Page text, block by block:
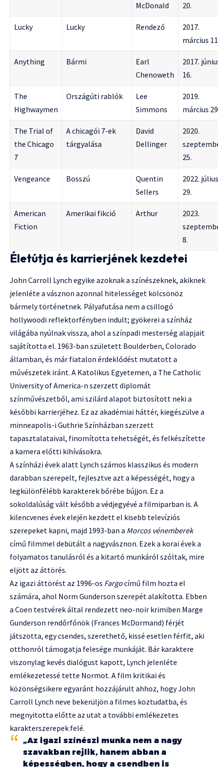
McDonald
20.
Lucky Lucky Rendező
2017.
március
Anything Bármi
Earl
Chenoweth
2017.
16.
The
Highwaymen
Országúti rablók
Lee
Simmons
2019.
március
The Trial of
the Chicago
7
A chicagói 7-ek
tárgyalása
David
Dellinger
2020.
25.
Vengeance Bosszú
Quentin
Sellers
2022. július
29.
American
Fiction
Amerikai fikció Arthur
2023.
8.
Életútja és karrierjének kezdetei
John Carroll Lynch egyike azoknak a színészeknek, akiknek
jelenléte a vásznon azonnal hitelességet kölcsönöz
bármely történetnek. Pályafutása nem a csillogó
hollywoodi reflektorfényben indult; gyökerei a színház
világába nyúlnak vissza, ahol a színpadi mesterség alapjait
sajátította el. 1963-ban született Boulderben, Colorado
államban, és már fiatalon érdeklődést mutatott a
művészetek iránt. A Katolikus Egyetemen, a The Catholic
University of America-n szerzett diplomát
színművészetből, ami szilárd alapot biztosított neki a
későbbi karrierjéhez. Ez az akadémiai háttér, kiegészülve a
minneapolis-i Guthrie Színházban szerzett
tapasztalataival, finomította tehetségét, és felkészítette
a kamera előtti kihívásokra.
A színházi évek alatt Lynch számos klasszikus és modern
darabban szerepelt, fejlesztve azt a képességét, hogy a
legkülönfélébb karakterek bőrébe bújjon. Ez a
sokoldalúság vált később a védjegyévé a filmiparban is. A
kilencvenes évek elején kezdett el kisebb televíziós
szerepeket kapni, majd 1993-ban a Morcos vénemberek
című filmmel debütált a nagyvásznon. Ezek a korai évek a
folyamatos tanulásról és a kitartó munkáról szóltak, mire
eljött az áttörés.
Az igazi áttörést az 1996-os Fargocímű film hozta el
számára, ahol Norm Gunderson szerepét alakította. Ebben
a Coen testvérek által rendezett neo-noir krimiben Marge
Gunderson rendőrfőnök (Frances McDormand) férjét
játszotta, egy csendes, szerethető, kissé esetlen férfit, aki
otthonról támogatja felesége munkáját. Bár karaktere
viszonylag kevés dialógust kapott, Lynch jelenléte
emlékezetessé tette Normot. A film kritikai és
közönségsikere egyaránt hozzájárult ahhoz, hogy John
Carroll Lynch neve bekerüljön a filmes köztudatba, és
megnyitotta előtte az utat a további emlékezetes
karakterszerepek felé.
„Az igazi színészi munka nem a nagy
szavakban rejlik, hanem abban a
képességben, hogy a csendben is